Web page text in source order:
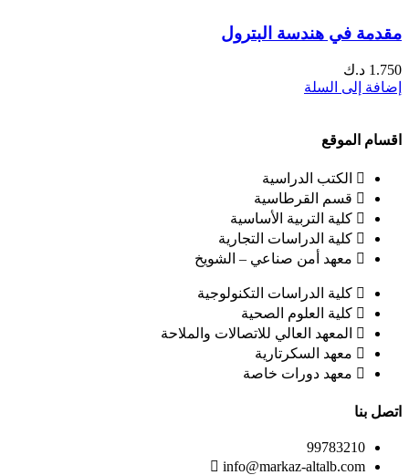
مقدمة في هندسة البترول
1.750 د.ك
إضافة إلى السلة
اقسام الموقع
الكتب الدراسية
قسم القرطاسية
كلية التربية الأساسية
كلية الدراسات التجارية
معهد أمن صناعي – الشويخ
كلية الدراسات التكنولوجية
كلية العلوم الصحية
المعهد العالي للاتصالات والملاحة
معهد السكرتارية
معهد دورات خاصة
اتصل بنا
99783210
info@markaz-altalb.com